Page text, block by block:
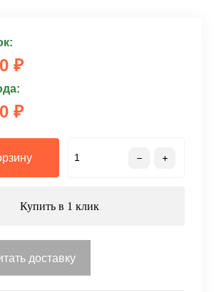
₽
₽
Купить в 1 клик
доставку